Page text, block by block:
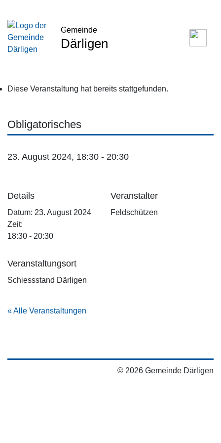
Gemeinde
Därligen
Diese Veranstaltung hat bereits stattgefunden.
Obligatorisches
23. August 2024, 18:30 - 20:30
Details
Datum: 23. August 2024
Zeit:
18:30 - 20:30
Veranstaltungsort
Schiessstand Därligen
Veranstalter
Feldschützen
« Alle Veranstaltungen
© 2026 Gemeinde Därligen